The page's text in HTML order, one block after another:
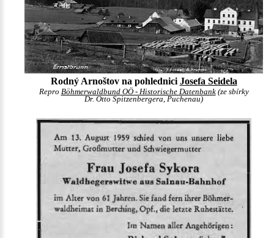
Rodný Arnoštov na pohledniciJosefa Seidela
Repro Böhmerwaldbund OÖ - Historische Datenbank(ze sbírky
Dr. Otto Spitzenbergera, Puchenau)